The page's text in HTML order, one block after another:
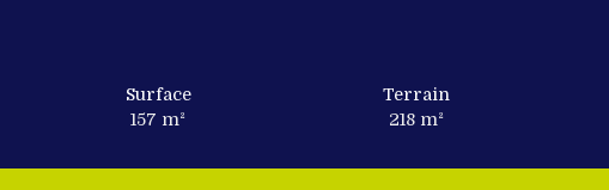
Surface
157 m²
Terrain
218 m²